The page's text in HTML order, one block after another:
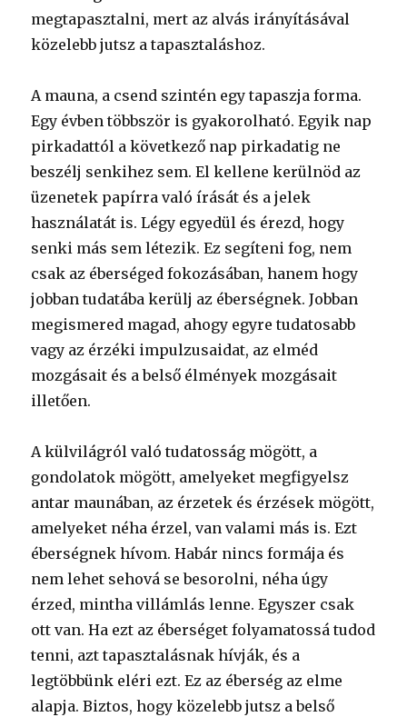
megtapasztalni, mert az alvás irányításával
közelebb jutsz a tapasztaláshoz.
A mauna, a csend szintén egy tapaszja forma.
Egy évben többször is gyakorolható. Egyik nap
pirkadattól a következő nap pirkadatig ne
beszélj senkihez sem. El kellene kerülnöd az
üzenetek papírra való írását és a jelek
használatát is. Légy egyedül és érezd, hogy
senki más sem létezik. Ez segíteni fog, nem
csak az éberséged fokozásában, hanem hogy
jobban tudatába kerülj az éberségnek. Jobban
megismered magad, ahogy egyre tudatosabb
vagy az érzéki impulzusaidat, az elméd
mozgásait és a belső élmények mozgásait
illetően.
A külvilágról való tudatosság mögött, a
gondolatok mögött, amelyeket megfigyelsz
antar maunában, az érzetek és érzések mögött,
amelyeket néha érzel, van valami más is. Ezt
éberségnek hívom. Habár nincs formája és
nem lehet sehová se besorolni, néha úgy
érzed, mintha villámlás lenne. Egyszer csak
ott van. Ha ezt az éberséget folyamatossá tudod
tenni, azt tapasztalásnak hívják, és a
legtöbbünk eléri ezt. Ez az éberség az elme
alapja. Biztos, hogy közelebb jutsz a belső